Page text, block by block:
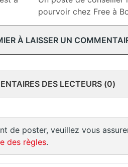
pourvoir chez Free à
À LAISSER UN
DES LECTEURS (0)
de poster, veuillez vous
des règles.